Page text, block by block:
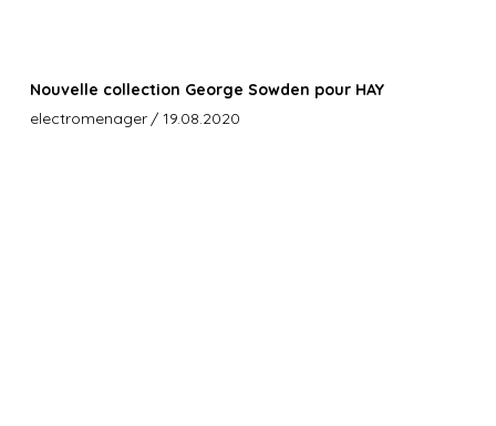
Nouvelle collection George Sowden pour HAY
electromenager / 19.08.2020